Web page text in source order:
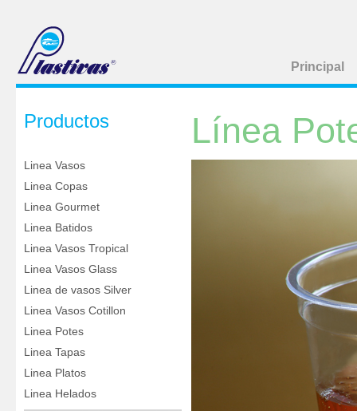
Principal
Productos
Linea Vasos
Linea Copas
Linea Gourmet
Linea Batidos
Linea Vasos Tropical
Linea Vasos Glass
Linea de vasos Silver
Linea Vasos Cotillon
Linea Potes
Linea Tapas
Linea Platos
Linea Helados
Línea